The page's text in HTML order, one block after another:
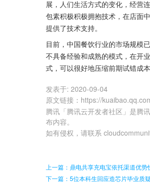
展，人们生活方式的变化，经营
包素积极积极拥抱技术，在店面
提供了技术支持。
目前，中国餐饮行业的市场规模
不具备经验和成熟的模式，在开
式，可以很好地压缩前期试错成
发表于: 2020-09-04
原文链接 ： https://
腾讯「腾讯云开发者社区」是腾
布内容。
如有侵权，请联系
上一篇：鼎电共享充电宝依托渠道优
下一篇：5位本科生回应造芯片毕业质